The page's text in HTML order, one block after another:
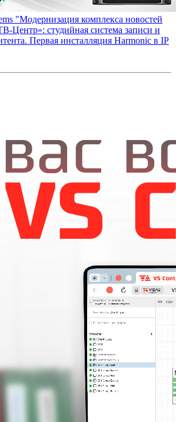
"Модернизация комплекса новостей
Центр»: студийная система записи и
Первая инсталляция Harmonic в IP